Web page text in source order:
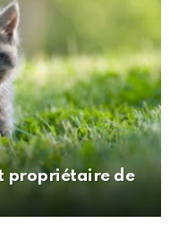
propriétaire de